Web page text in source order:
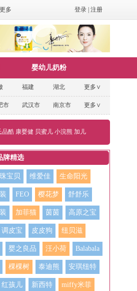
多 登录 注册
婴幼儿奶粉
福建 湖北 更多∨
市 武汉市 南京市 更多∨
品酷 康婴健 贝蜜儿 小浣熊 加儿
牌精选
宝贝 维爱佳 生命阳光
FEO 樱花梦 舒舒乐
加菲猫 茵茵 高原之宝
调皮宝 皮皮狗 纽贝滋
婴之良品 汪小荷 Balabala
棵棵树 泰迪熊 安琪纽特
红孩儿 新西特 miffy米菲